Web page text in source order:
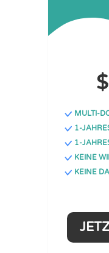
MULTI-
1-
1-
KEINE
KEINE